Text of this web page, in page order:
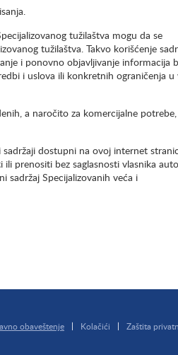
tužilaštva mogu da se
tužilaštva. Takvo korišćenje
i ponovno objavljivanje informacija
i uslova ili konkretnih ograničenja u
a naročito za komercijalne potrebe,
dostupni na ovoj internet
prenositi bez saglasnosti vlasnika
sadržaj Specijalizovanih veća i
obaveštenje Kolačići Zaštita